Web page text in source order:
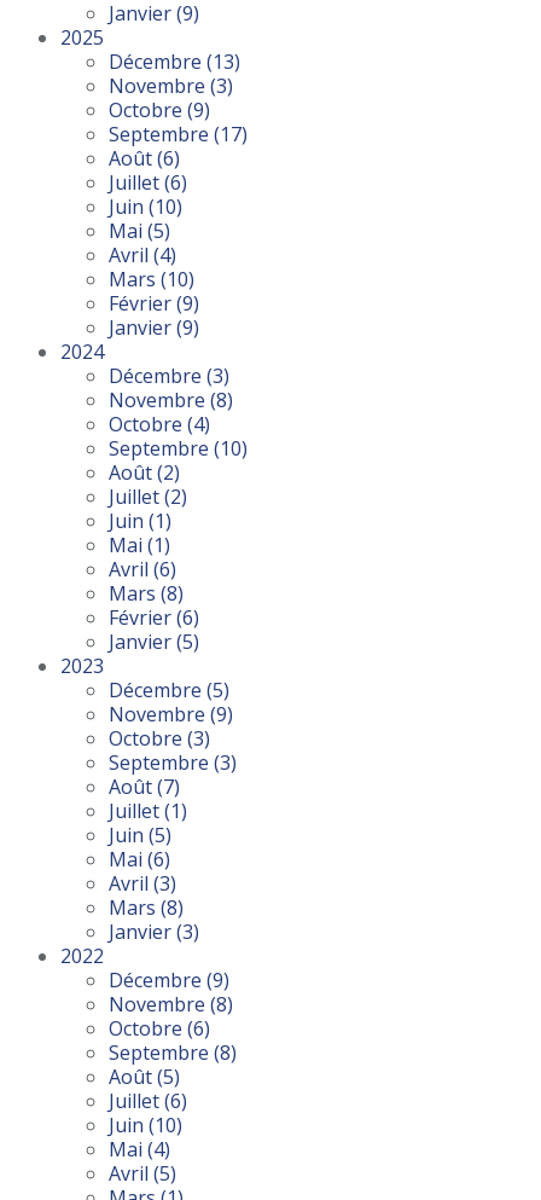
Janvier(9)
2025
Décembre (13)
Novembre (3)
Octobre (9)
Septembre (17)
Août(6)
Juillet(6)
Juin (10)
Mai (5)
Avril (4)
Mars (10)
Février(9)
Janvier(9)
2024
Décembre (3)
Novembre (8)
Octobre (4)
Septembre (10)
Août(2)
Juillet(2)
Juin (1)
Mai (1)
Avril (6)
Mars (8)
Février(6)
Janvier(5)
2023
Décembre (5)
Novembre (9)
Octobre (3)
Septembre (3)
Août(7)
Juillet(1)
Juin (5)
Mai (6)
Avril (3)
Mars (8)
Janvier(3)
2022
Décembre (9)
Novembre (8)
Octobre (6)
Septembre (8)
Août(5)
Juillet(6)
Juin (10)
Mai (4)
Avril (5)